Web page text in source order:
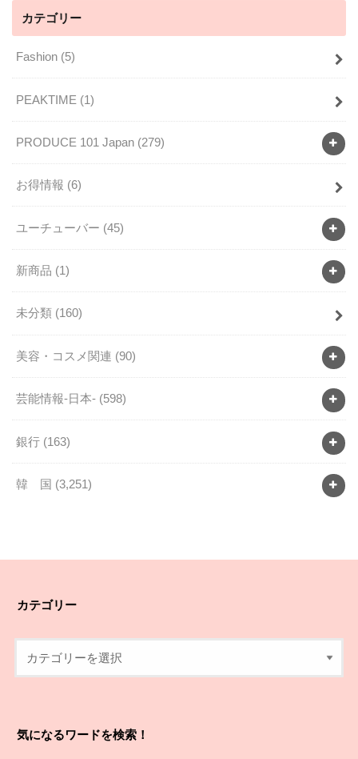
カテゴリー
Fashion (5)
PEAKTIME (1)
PRODUCE 101 Japan (279)
お得情報 (6)
ユーチューバー (45)
新商品 (1)
未分類 (160)
美容・コスメ関連 (90)
芸能情報-日本- (598)
銀行 (163)
韓 国 (3,251)
カテゴリー
気になるワードを検索！